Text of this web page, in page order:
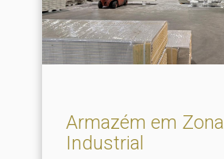
Armazém em Zona
Industrial